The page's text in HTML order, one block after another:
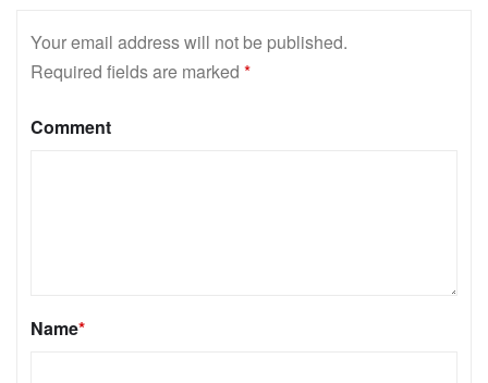
Your email address will not be published.
Required fields are marked *
Comment
Name*